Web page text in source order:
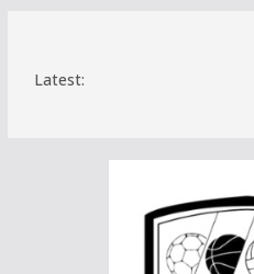
contenido
Latest: